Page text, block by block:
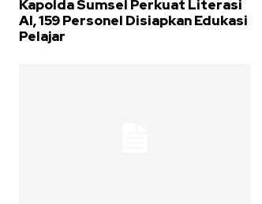
Kapolda Sumsel Perkuat Literasi
AI, 159 Personel Disiapkan Edukasi
Pelajar